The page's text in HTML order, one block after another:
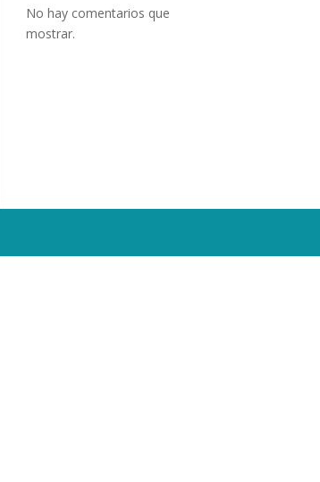
No hay comentarios que
mostrar.